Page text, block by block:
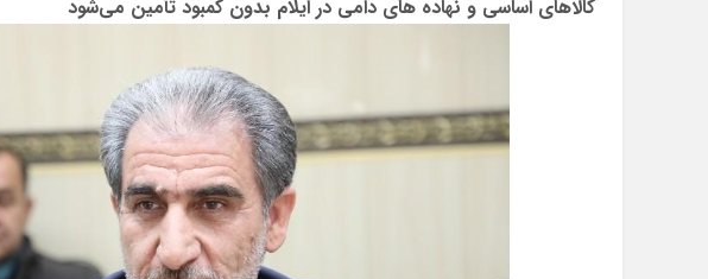
کالاهای اساسی و نهاده‌ های دامی در ایلام بدون کمبود تأمین می‌شود